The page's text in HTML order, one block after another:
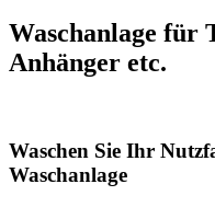
Waschanlage für
Anhänger etc.
Waschen Sie Ihr
Waschanlage